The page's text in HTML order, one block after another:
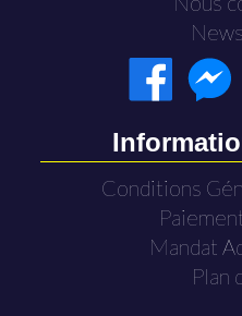
Conditions
Mandat
Plan